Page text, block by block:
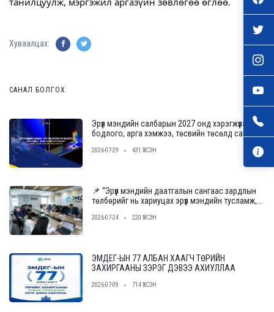
Хуваалцах:
САНАЛ БОЛГОХ
Эрүүл мэндийн салбарын 2027 онд хэрэгжүүлэх
бодлого, арга хэмжээ, төсвийн төсөлд саналаа
2026-07-29 431 ҮЗСЭН
📌 “Эрүүл мэндийн даатгалын сангаас зардлын
төлбөрийг нь хариуцах эрүүл мэндийн тусламж,
шалгаруулах журам”-ын төслийн ээлжит
2026-07-24 220 ҮЗСЭН
ЭМДЕГ-ЫН 77 АЛБАН ХААГЧ ТӨРИЙН
ЗАХИРГААНЫ ЗЭРЭГ ДЭВЭЭ АХИУЛЛАА
2026-07-09 714 ҮЗСЭН